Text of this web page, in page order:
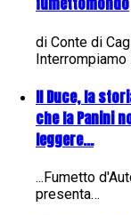
di Conte di
Interrompiamo
Il Duce, la
che la Panini
leggere...
...Fumetto
presenta…